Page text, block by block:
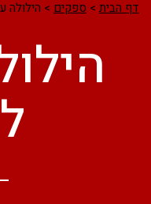
דף הבית > ספקים > הילולה